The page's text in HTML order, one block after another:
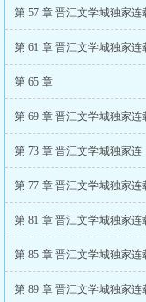
第 57 章 晋江文学城独家连
第 61 章 晋江文学城独家连
第 65 章
第 69 章 晋江文学城独家连
第 73 章 晋江文学城独家连
第 77 章 晋江文学城独家连
第 81 章 晋江文学城独家连
第 85 章 晋江文学城独家连
第 89 章 晋江文学城独家连